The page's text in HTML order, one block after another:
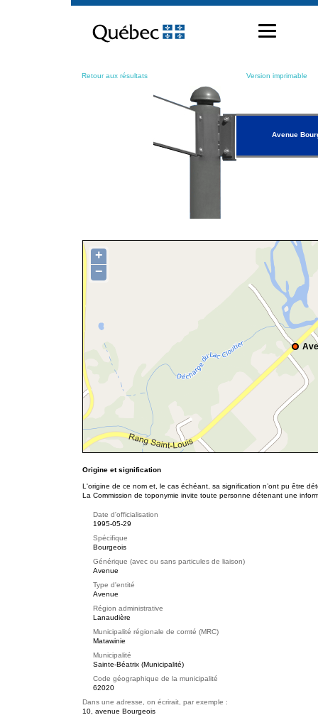
contenu
Retour aux résultats Version imprimable
Avenue
+
−
Origine et signification
L'origine de ce nom et, le cas échéant, sa signification n’ont pu être
La Commission de toponymie invite toute personne détenant une
Date d'officialisation
1995-05-29
Spécifique
Bourgeois
Générique (avec ou sans particules de liaison)
Avenue
Type d'entité
Avenue
Région administrative
Lanaudière
Municipalité régionale de comté (MRC)
Matawinie
Municipalité
Sainte-Béatrix (Municipalité)
Code géographique de la municipalité
62020
Dans une adresse, on écrirait, par exemple :
10, avenue Bourgeois